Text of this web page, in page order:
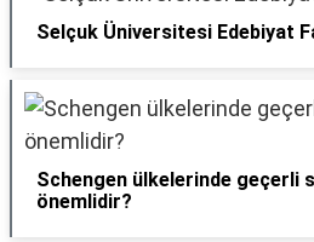
Selçuk Üniversitesi Edebiyat
Schengen ülkelerinde geçerli
önemlidir?